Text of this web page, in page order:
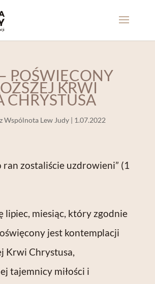
POŚWIĘCONY
KRWI
CHRYSTUSA
Wspólnota Lew Judy| 1.07.2022
ran zostaliście uzdrowieni” (1
lipiec, miesiąc, który zgodnie
jest kontemplacji
Krwi Chrystusa,
tajemnicy miłości i